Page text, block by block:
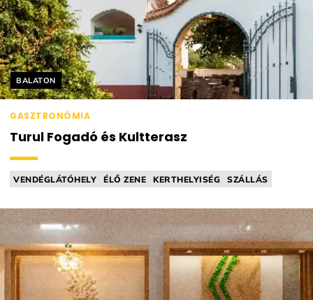
Helyszín címkék:
BALATON
GASZTRONÓMIA
Turul Fogadó és Kultterasz
VENDÉGLÁTÓHELY ÉLŐ ZENE KERTHELYISÉG
SZÁLLÁS